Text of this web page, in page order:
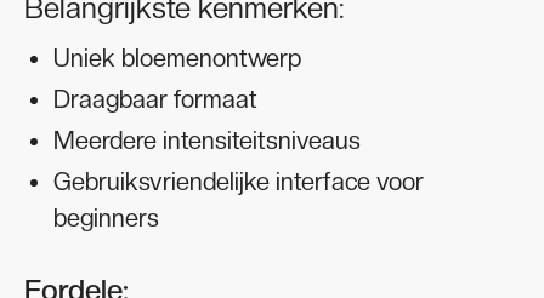
Belangrijkste kenmerken:
Uniek bloemenontwerp
Draagbaar formaat
Meerdere intensiteitsniveaus
Gebruiksvriendelijke interface voor
beginners
Fordele: